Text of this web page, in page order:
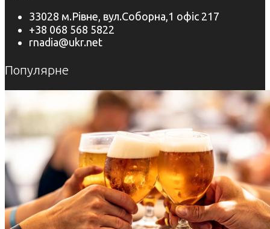
33028 м.Рівне, вул.Соборна,1 офіс 217
+38 068 568 5822
rnadia@ukr.net
Популярне